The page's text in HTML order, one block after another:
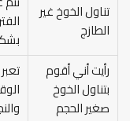
تناول الخوخ غير
الطازج
رأيت أني أقوم
بتناول الخوخ
صغير الحجم